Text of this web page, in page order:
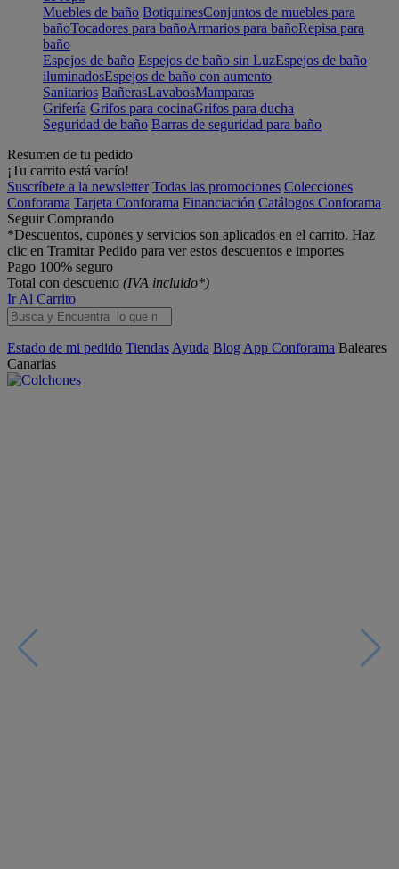
Muebles de baño BotiquinesConjuntos de muebles para
bañoTocadores para bañoArmarios para bañoRepisa para
baño
Espejos de baño Espejos de baño sin LuzEspejos de baño
iluminadosEspejos de baño con aumento
Sanitarios BañerasLavabosMamparas
Grifería Grifos para cocinaGrifos para ducha
Seguridad de baño Barras de seguridad para baño
Resumen de tu pedido
¡Tu carrito está vacío!
Suscríbete a la newsletter Todas las promociones Colecciones
Conforama Tarjeta Conforama Financiación Catálogos Conforama
Seguir Comprando
*Descuentos, cupones y servicios son aplicados en el carrito. Haz
clic en Tramitar Pedido para ver estos descuentos e importes
Pago 100% seguro
Total con descuento (IVA incluido*)
Ir Al Carrito
Estado de mi pedido Tiendas Ayuda Blog App Conforama Baleares
Canarias